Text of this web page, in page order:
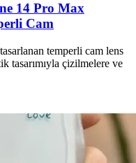
14 Pro Max
Cam
temperli cam lens
tasarımıyla çizilmelere ve